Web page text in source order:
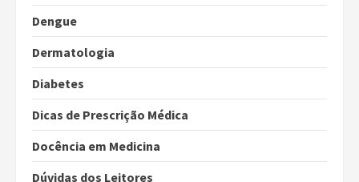
Dengue
Dermatologia
Diabetes
Dicas de Prescrição Médica
Docência em Medicina
Dúvidas dos Leitores